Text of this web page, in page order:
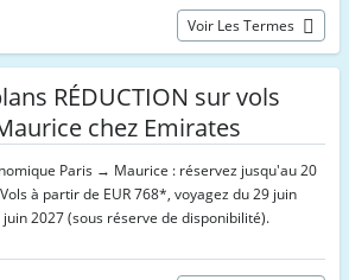
Voir Les Termes
RÉDUCTION sur vols
chez Emirates
Paris → Maurice : réservez jusqu'au 20
à partir de EUR 768*, voyagez du 29 juin
2027 (sous réserve de disponibilité).